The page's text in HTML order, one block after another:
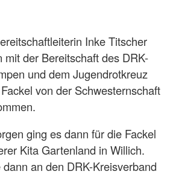
Inke Titscher
mit der Bereitschaft des DRK-
und dem Jugendrotkreuz
von der Schwesternschaft
ging es dann für die Fackel
Kita Gartenland in Willich.
an den DRK-Kreisverband